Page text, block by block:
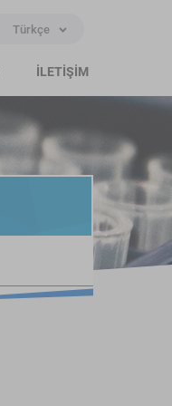
Türkçe
İLETİŞİM